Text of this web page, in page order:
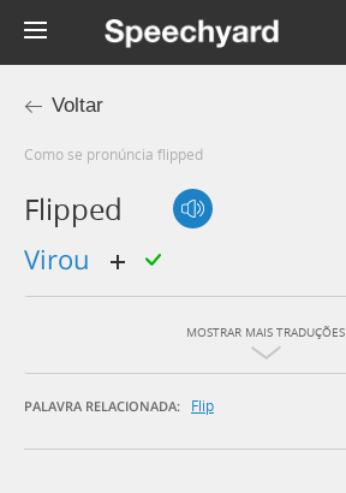
Voltar
Como se pronúncia flipped
Flipped
virou
MOSTRAR MAIS TRADUÇÕES
PALAVRA RELACIONADA: Flip